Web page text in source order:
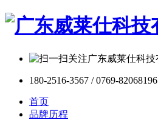
180-2516-3567 / 0769-82068196
首页
品牌历程